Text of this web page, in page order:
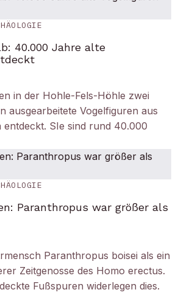
40.000 Jahre alte
in der Hohle-Fels-Höhle zwei
ausgearbeitete Vogelfiguren aus
entdeckt. SIe sind rund 40.000
Paranthropus war größer als
Paranthropus boisei als ein
Zeitgenosse des Homo erectus.
Fußspuren widerlegen dies.